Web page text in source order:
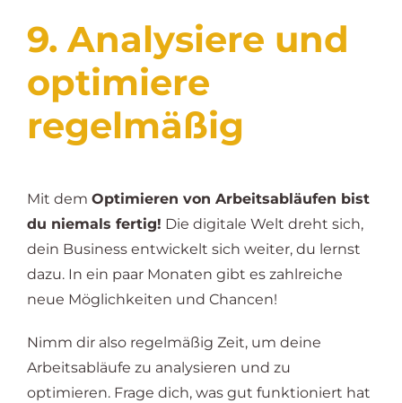
9. Analysiere und
optimiere
regelmäßig
Mit dem Optimieren von Arbeitsabläufen bist
du niemals fertig! Die digitale Welt dreht sich,
dein Business entwickelt sich weiter, du lernst
dazu. In ein paar Monaten gibt es zahlreiche
neue Möglichkeiten und Chancen!
Nimm dir also regelmäßig Zeit, um deine
Arbeitsabläufe zu analysieren und zu
optimieren. Frage dich, was gut funktioniert hat